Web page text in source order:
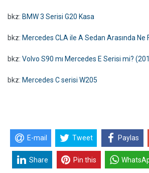
bkz: BMW 3 Serisi G20 Kasa
bkz: Mercedes CLA ile A Sedan Arasında Ne
bkz: Volvo S90 mı Mercedes E Serisi mi?
bkz: Mercedes C serisi W205
E-mail Tweet Paylas
Share Pin this